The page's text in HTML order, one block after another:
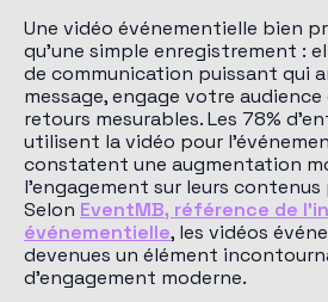
Une vidéo événementielle bien
qu'une simple enregistrement :
de communication puissant qui
message, engage votre
retours mesurables. Les 78%
utilisent la vidéo pour
constatent une augmentation
l'engagement sur leurs contenus
Selon EventMB, référence de
événementielle, les vidéos
devenues un élément
d'engagement moderne.